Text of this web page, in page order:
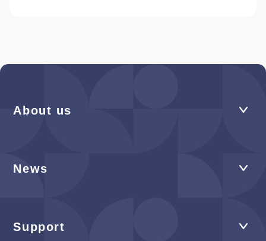
About us
News
Support